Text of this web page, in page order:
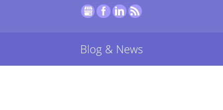
GMB FacebookLinkedIn
Blog & News